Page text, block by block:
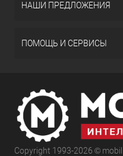
НАШИ ПРЕДЛОЖЕНИЯ
ПОМОЩЬ И СЕРВИСЫ
Copyright 1993-2026 ©